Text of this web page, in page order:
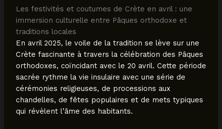
Les festivités et coutumes de Crète en avril : une
immersion culturelle entre Pâques orthodoxe et
traditions locales
En avril 2025, le voile de la tradition se lève sur une
Crète fascinante à travers la célébration des Pâques
orthodoxes, coïncidant avec le 20 avril. Cette période
sacrée rythme la vie insulaire avec une série de
cérémonies religieuses, de processions aux
chandelles, de fêtes populaires et de mets typiques
qui révèlent l’âme des habitants.